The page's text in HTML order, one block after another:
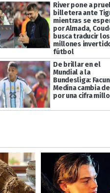
River pone a
billetera ante
mientras se
por Almada,
busca traducir los
millones
fútbol
De brillar en el
Mundial a la
Bundesliga:
Medina cambia
por una cifra